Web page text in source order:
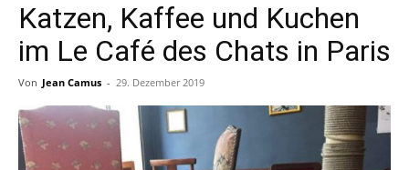
Katzen, Kaffee und Kuchen
im Le Café des Chats in Paris
Von Jean Camus - 29. Dezember 2019